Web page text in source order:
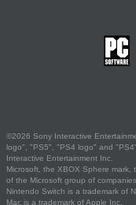
©2026 Sony Interactive
logo", "PS5", "PS4 logo" and
Interactive Entertainment Inc.
Microsoft, the XBOX Sphere
of the Microsoft group of companies.
Nintendo Switch is a trademark of
Mac is a trademark of Apple Inc.